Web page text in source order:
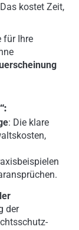
kostet Zeit,
für Ihre
: Die klare
der